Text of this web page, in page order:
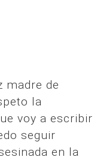
madre de
la
voy a escribir
seguir
en la